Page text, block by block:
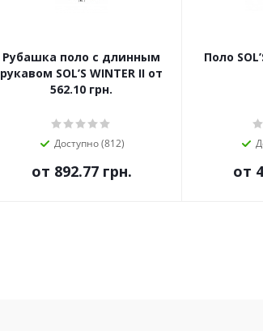
Рубашка поло с длинным
рукавом SOL’S WINTER II от
562.10 грн.
Доступно (812)
от 892.77 грн.
Поло SOL’S
от